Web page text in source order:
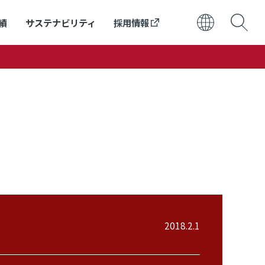
サステナビリティ 採用情報
日本語
2018.2.1